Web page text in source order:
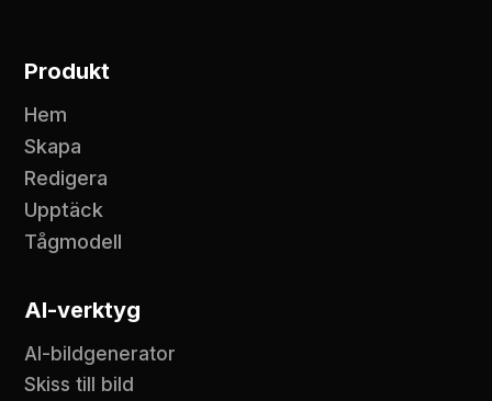
Produkt
Hem
Skapa
Redigera
Upptäck
Tågmodell
AI-verktyg
AI-bildgenerator
Skiss till bild